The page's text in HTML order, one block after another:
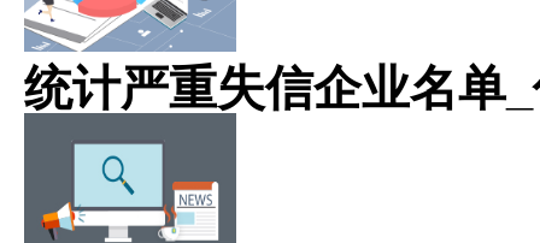
统计严重失信企业名单